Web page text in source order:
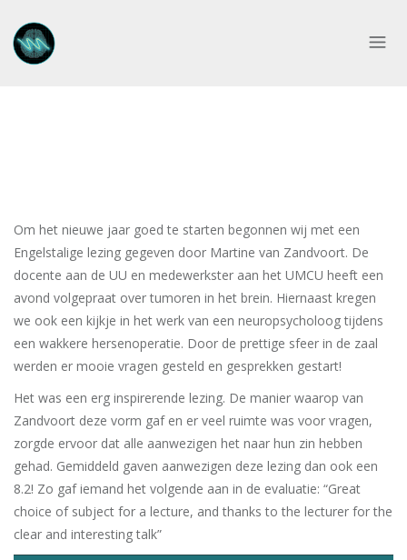
Om het nieuwe jaar goed te starten begonnen wij met een
Engelstalige lezing gegeven door Martine van Zandvoort. De
docente aan de UU en medewerkster aan het UMCU heeft een
avond volgepraat over tumoren in het brein. Hiernaast kregen
we ook een kijkje in het werk van een neuropsycholoog tijdens
een wakkere hersenoperatie. Door de prettige sfeer in de zaal
werden er mooie vragen gesteld en gesprekken gestart!
Het was een erg inspirerende lezing. De manier waarop van
Zandvoort deze vorm gaf en er veel ruimte was voor vragen,
zorgde ervoor dat alle aanwezigen het naar hun zin hebben
gehad. Gemiddeld gaven aanwezigen deze lezing dan ook een
8.2! Zo gaf iemand het volgende aan in de evaluatie: “Great
choice of subject for a lecture, and thanks to the lecturer for the
clear and interesting talk”